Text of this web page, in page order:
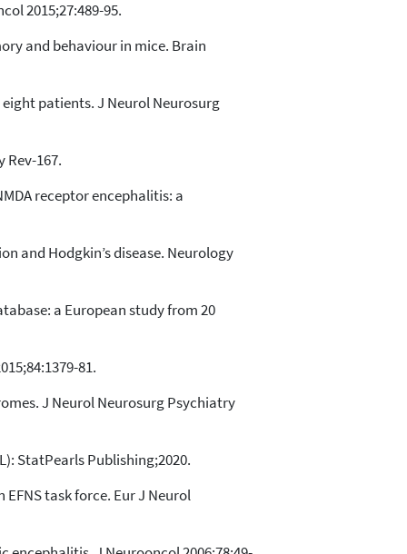
2015;27:489-95.
and behaviour in mice. Brain
patients. J Neurol Neurosurg
Rev-167.
receptor encephalitis: a
and Hodgkin’s disease. Neurology
a European study from 20
81.
J Neurol Neurosurg Psychiatry
StatPearls Publishing;2020.
task force. Eur J Neurol